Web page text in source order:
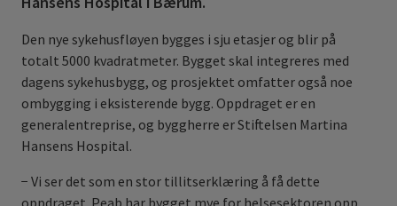
Den nye sykehusfløyen bygges i sju etasjer og blir på
totalt 5000 kvadratmeter. Bygget skal integreres med
dagens sykehusbygg, og prosjektet omfatter også noe
ombygging i eksisterende bygg. Oppdraget er en
generalentreprise, og byggherre er Stiftelsen Martina
Hansens Hospital.
− Vi ser det som en stor tillitserklæring å få dette
oppdraget. Peab har bygget mye for helsesektoren opp